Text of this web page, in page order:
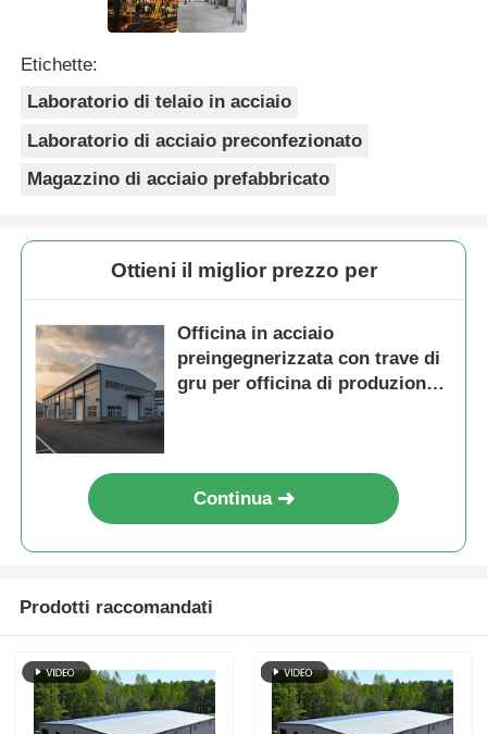
Etichette:
Laboratorio di telaio in acciaio
Laboratorio di acciaio preconfezionato
Magazzino di acciaio prefabbricato
Ottieni il miglior prezzo per
Officina in acciaio
preingegnerizzata con trave di
gru per officina di produzione
Continua
Prodotti raccomandati